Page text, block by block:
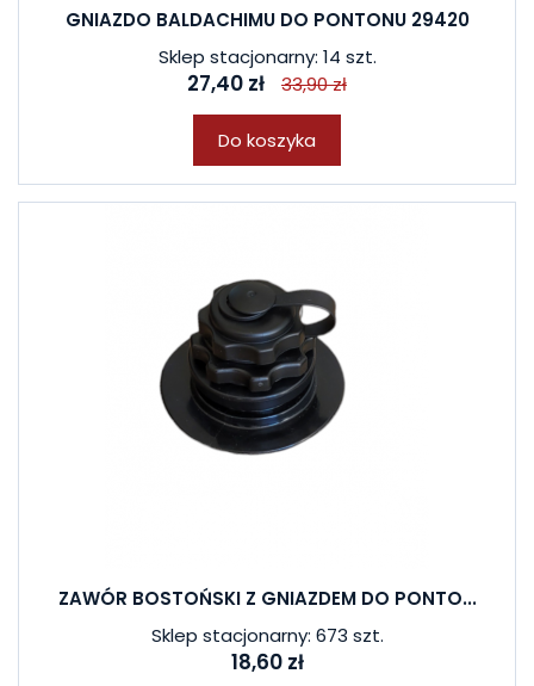
GNIAZDO BALDACHIMU DO PONTONU 29420
Sklep stacjonarny: 14 szt.
27,40 zł 33,90 zł
Do koszyka
ZAWÓR BOSTOŃSKI Z GNIAZDEM DO PONTO...
Sklep stacjonarny: 673 szt.
18,60 zł